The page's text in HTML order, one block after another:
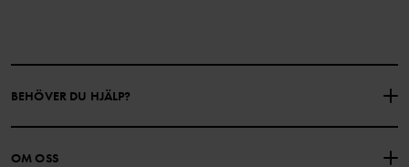
BEHÖVER DU HJÄLP?
KONTAKTA OSS
OM OSS